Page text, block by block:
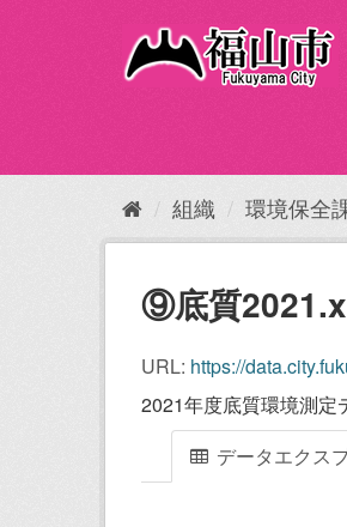
内
組織 環境保全
⑨底質
URL: https://
2021年度底質環境測定
データエクス